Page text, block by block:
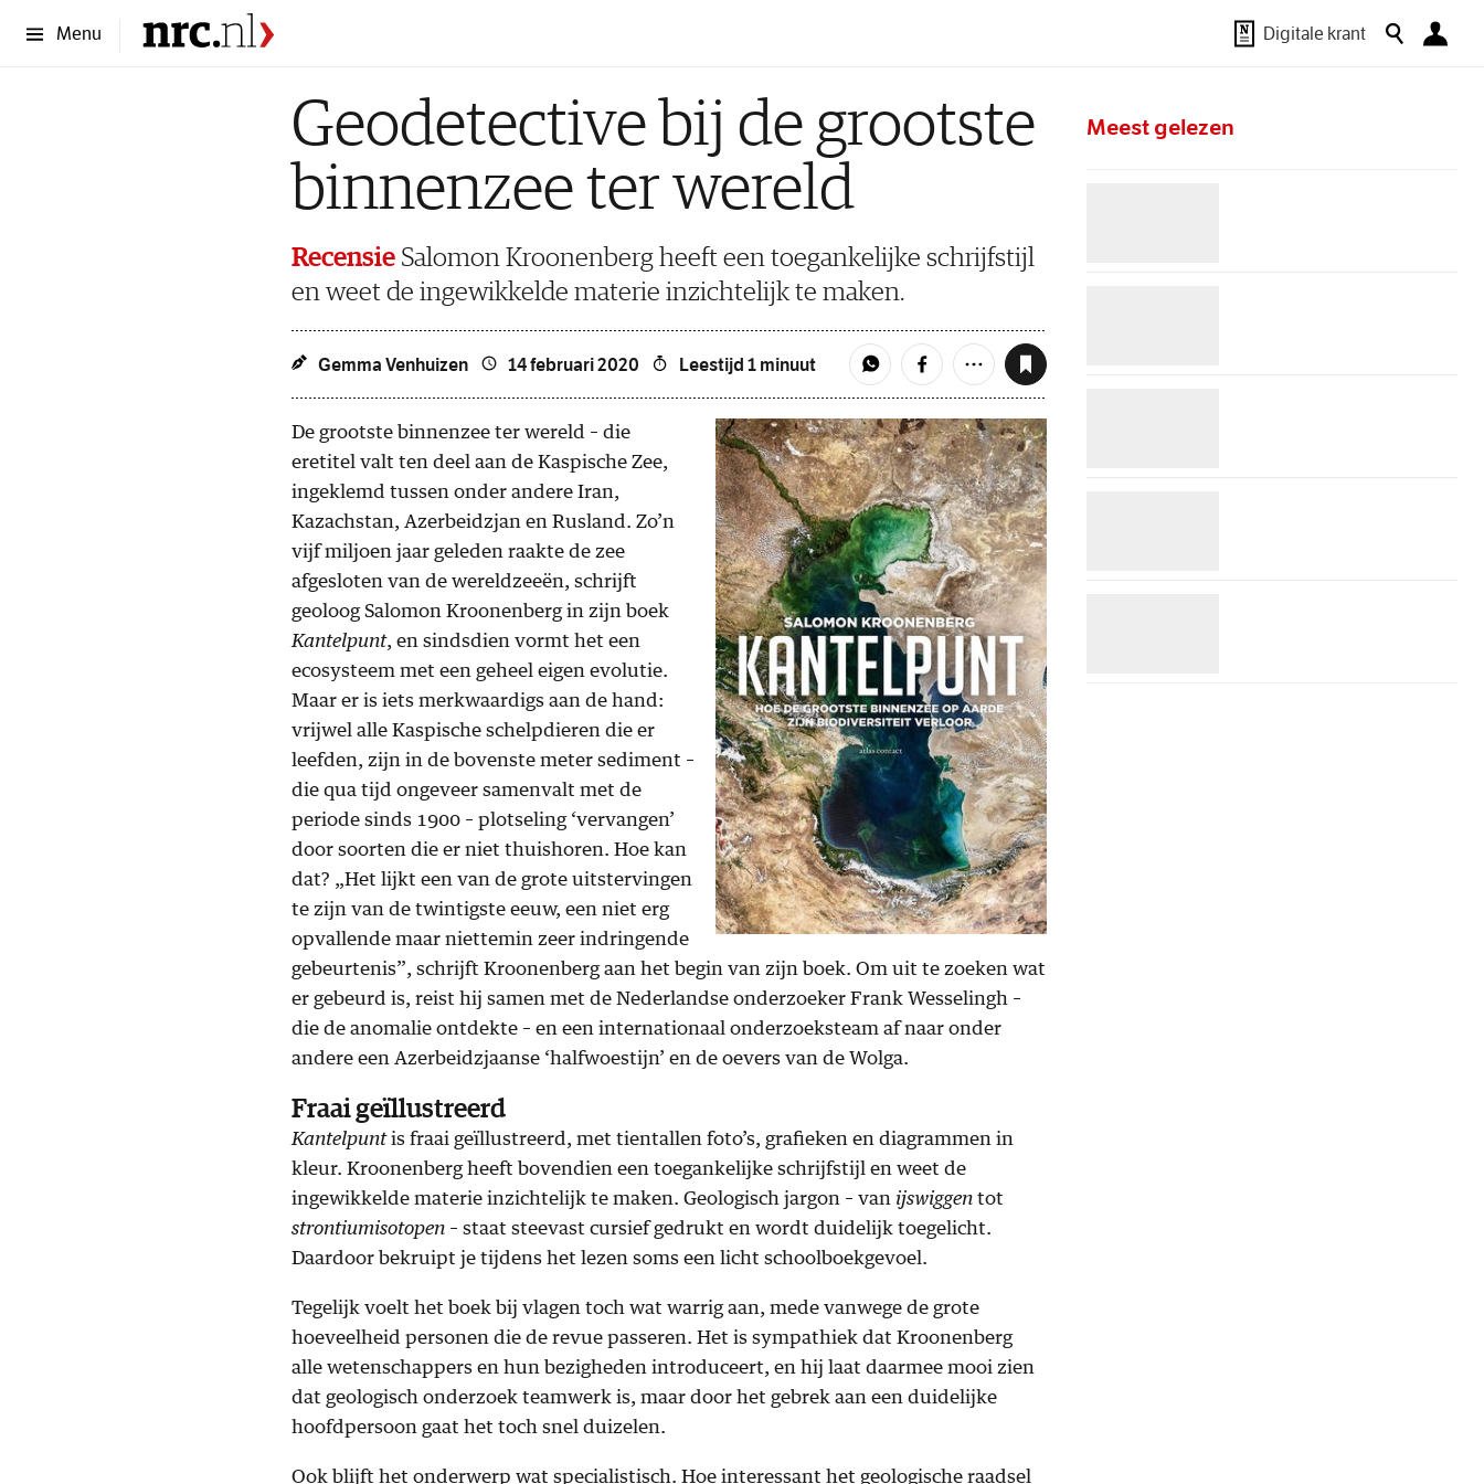
Menu Digitale krant
Geodetective bij de grootste
binnenzee ter wereld
Recensie Salomon Kroonenberg heeft een toegankelijke schrijfstijl
en weet de ingewikkelde materie inzichtelijk te maken.
Gemma Venhuizen 14 februari 2020 Leestijd 1 minuut
De grootste binnenzee ter wereld – die
eretitel valt ten deel aan de Kaspische Zee,
ingeklemd tussen onder andere Iran,
Kazachstan, Azerbeidzjan en Rusland. Zo’n
vijf miljoen jaar geleden raakte de zee
afgesloten van de wereldzeeën, schrijft
geoloog Salomon Kroonenberg in zijn boek
Kantelpunt, en sindsdien vormt het een
ecosysteem met een geheel eigen evolutie.
Maar er is iets merkwaardigs aan de hand:
vrijwel alle Kaspische schelpdieren die er
leefden, zijn in de bovenste meter sediment –
die qua tijd ongeveer samenvalt met de
periode sinds 1900 – plotseling ‘vervangen’
door soorten die er niet thuishoren. Hoe kan
dat? „Het lijkt een van de grote uitstervingen
te zijn van de twintigste eeuw, een niet erg
opvallende maar niettemin zeer indringende
gebeurtenis”, schrijft Kroonenberg aan het begin van zijn boek. Om uit te zoeken wat
er gebeurd is, reist hij samen met de Nederlandse onderzoeker Frank Wesselingh –
die de anomalie ontdekte – en een internationaal onderzoeksteam af naar onder
andere een Azerbeidzjaanse ‘halfwoestijn’ en de oevers van de Wolga.
Fraai geïllustreerd
Kantelpuntis fraai geïllustreerd, met tientallen foto’s, grafieken en diagrammen in
kleur. Kroonenberg heeft bovendien een toegankelijke schrijfstijl en weet de
ingewikkelde materie inzichtelijk te maken. Geologisch jargon – van ijswiggen tot
strontiumisotopen – staat steevast cursief gedrukt en wordt duidelijk toegelicht.
Daardoor bekruipt je tijdens het lezen soms een licht schoolboekgevoel.
Tegelijk voelt het boek bij vlagen toch wat warrig aan, mede vanwege de grote
hoeveelheid personen die de revue passeren. Het is sympathiek dat Kroonenberg
alle wetenschappers en hun bezigheden introduceert, en hij laat daarmee mooi zien
dat geologisch onderzoek teamwerk is, maar door het gebrek aan een duidelijke
hoofdpersoon gaat het toch snel duizelen.
Ook blijft het onderwerp wat specialistisch. Hoe interessant het geologische raadsel
Meest gelezen